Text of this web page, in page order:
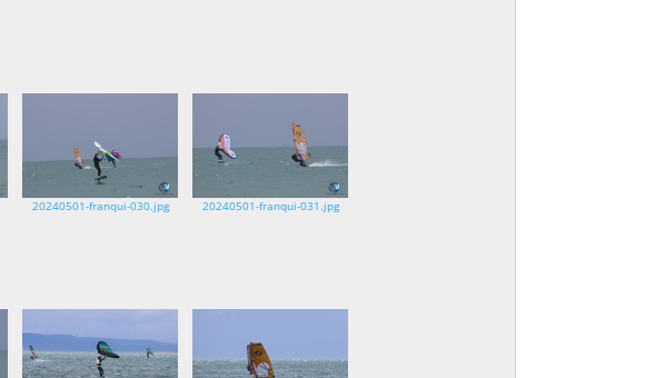
20240501-franqui-030.jpg 20240501-franqui-031.jpg